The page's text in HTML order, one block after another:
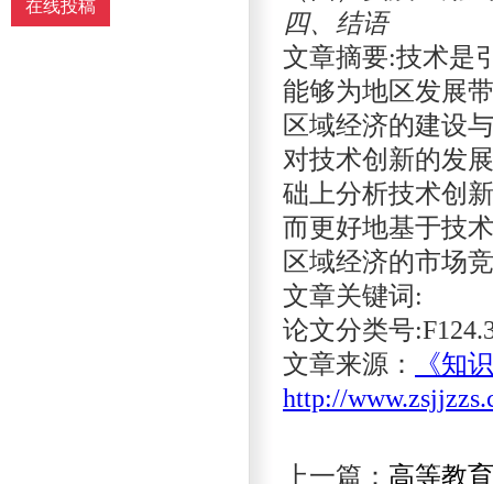
四、结语
文章摘要:技术是
能够为地区发展
区域经济的建设
对技术创新的发
础上分析技术创
而更好地基于技
区域经济的市场
文章关键词:
论文分类号
文章来源：
《知
http://
上一篇： 高等教
在线投稿